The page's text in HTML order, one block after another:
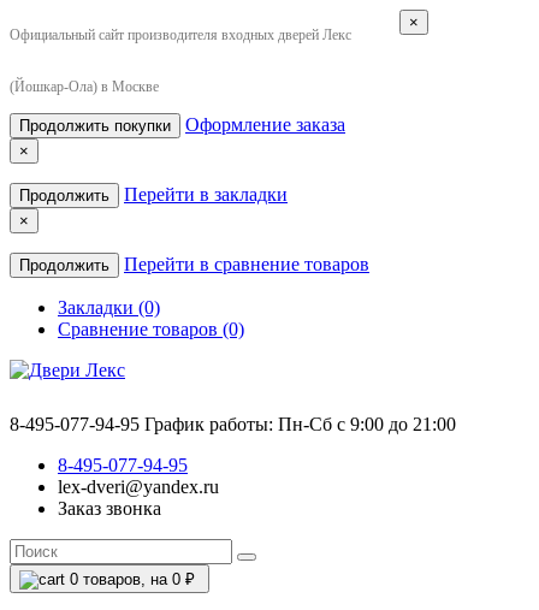
Официальный сайт производителя входных дверей Лекс
(Йошкар-Ола) в Москве
×
Продолжить покупки Оформление заказа
×
Продолжить Перейти в закладки
×
Продолжить Перейти в сравнение товаров
Закладки (0)
Сравнение товаров (0)
8-495-077-94-95 График работы: Пн-Сб с 9:00 до 21:00
8-495-077-94-95
lex-dveri@yandex.ru
Заказ звонка
0 товаров, на 0 ₽